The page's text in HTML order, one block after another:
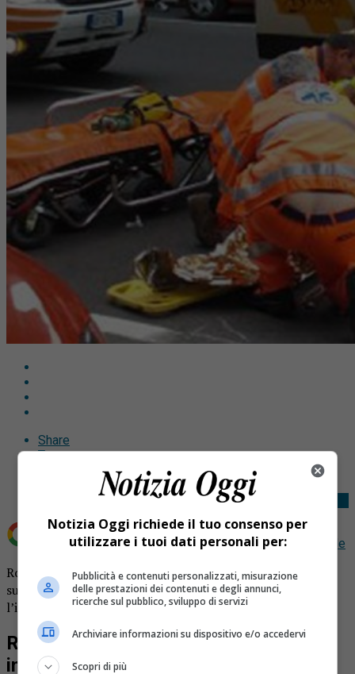
Share
Tweet
Aggiungi Notizia Oggi.it come Fonte preferita su Google
Romagnano 39enne fulminato da infarto davanti al
supermercato. Dramma lungo via Novara, inutile
l’intervento del 118.
Romagnano 39enne fulminato da
infarto davanti al supermercato
Notizia Oggi richiede il tuo consenso per
utilizzare i tuoi dati personali per:
Pubblicità e contenuti personalizzati, misurazione
delle prestazioni dei contenuti e degli annunci,
ricerche sul pubblico, sviluppo di servizi
Archiviare informazioni su dispositivo e/o accedervi
Scopri di più